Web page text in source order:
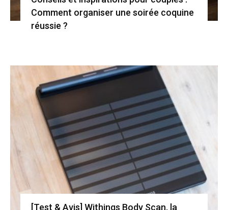
Comment organiser une soirée coquine
réussie ?
[Test & Avis] Withings Body Scan, la